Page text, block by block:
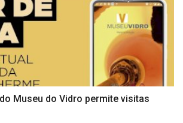
Museu do Vidro permite visitas